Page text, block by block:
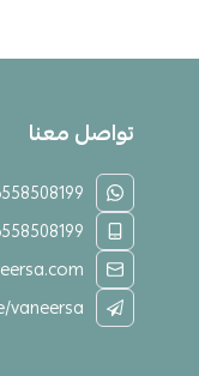
تواصل معنا
vaneersa